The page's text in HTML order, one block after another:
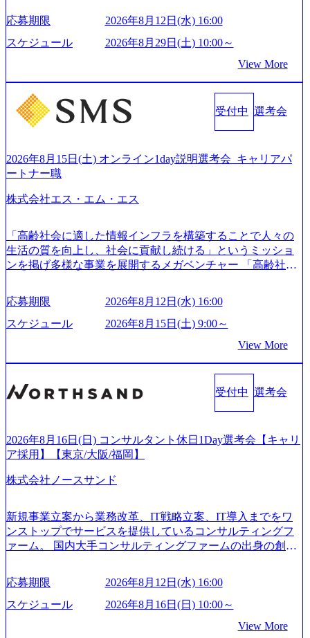
96dc8f2-7d54-42b9-a7ae-8c532c52d3d8_1200x678.webp アビー
ムコンサルティング会社資料 (https://www.abeam.com/content/
dam/abeam/jp/ja/about/company/ABeamConsultingCompanyProfil
e_jpn_4.pdf) 『SAP AWARD OF EXCELLENCE 2024』にお
s.jp/main/html/rd/p/000000010.000123981.html) アビームコンサ
ルティング、社員の健康改善を支援 食事・睡眠など可視
化 (https://www.nikkan.co.jp/articles/view/00694812) “失われた3
0年”をアビームの｢人的資本経営｣で取り戻したい (https://ww
グスのESG価値の可視化を支援 「インパクト加重会計」
を用いて非財務活動の社会的インパクトを算出 (https://prtime
s.jp/main/html/rd/p/000000015.000123981.html) NECから独立し
て20年近く成長を続けており、2022年3月期の連結売上高は
でグループ従業員数は7523人と、国内でも有数の規模のコ
ンサルティング会社となり、今後も成長性が大きくみられ
る 日本企業的な柔らかい雰囲気が特徴的で、従業員方の人
社時に10日間の間みっちりとコンサルの基礎を支援)を魅力
に感じ、他Big4ではなくアビームを選ぶ方も多数 アビーム
といえばSAPをはじめとしたシステム、とイメージされる
どのトップラインを上げるための戦略案件も多く存在 特に
スポーツ&エンターテイメント領域ではBig4に先んじて注力
し、業界内で大きな存在感を誇る 社員の多様化する生活ス
タイルやライフイベントに対応した働きやすい職場環境を
実現するため、さまざまなサポート制度を導入している 多
クス制度やフリーロケーション制度、フルリモート制度な
どの多様な働き方をサポートする制度が整備されている 202
6年8月23日(日)にSustainable SCM SU 1day選考会を開催いた
ストの構造改革」といった伝統的なテーマに留まらずクラ
イアントがこれから取組むべき「グリーントランスフォー
メーション」、「サーキュラーエコノミー(循環経済)」とい
みを行うプロフェッショナルチームです。 今回1day選考対
象となるポジションは下記となります。 ・コンサルタント
(調達改革・設備O&M)【SCS SU】 ・コンサルタント(ECM/
SCM構想・PLM/MES改革)【SSC SU】 ・コンサルタント(物
アントにお届けするのは単なるレポートではなく、『結
果』である。」この原則のもと、ベインは1973年に創業さ
れた。クライアントが不確かな未来の中、競争に勝てるよ
に、提言を具体的な行動に落とし込んでいる。 徹底した
「結果主義」を標榜。クライアントのフルポテンシャル実
現を目標に、具体的に目に見える成果を出すことを信条と
して、全社戦略やトランスフォーメーション案件を多く扱
っている ベインの社風を体現するものとして「True North」
て見えるTrue Northとは磁北ではなく真北、風説や思い込み
による一見正しい答えや、単に理論的に正しいが実行不可
の答えを提供したい、というベインのコンサルティングに
ィスとの連携が多く、海外プロジェクトへのアサインや海
外オフィスへのトランスファー制度などが充実している。
東京オフィスに来るグローバルメンバーも多く、グローバ
ル・ワンチームで活動している。プロボノ活動にも力を入
無償でコンサルティングを提供している。 2026年8月29日
(土) の対面Kick-offイベントを皮切りに1か月程度のプログラ
ム ※初回プログラム : 8月29日(土)10:00～13:30 2026年8月12
日(水) 16:00 Bain & Company Tokyoでは、「Tokyo Be Bold Pr
ogram (女性候補者向け選考支援プログラム)」を実施いたし
ます。クライアントに斬新なソリューションを提供し、複
雑な経営課題を解決するために、チームのダイバーシティ
致します。 「未経験では難しいのではないか」、「実際女
性はどのように活躍をしているのか」、「ケース面接の経
験がなく対策の仕方が知りたい」などのお声をたくさんい
ただいているため、今回のプログラムでは現役の面接官と
月の期間に渡り行い、選考にご参加いただきます。コンサ
ルタント未経験の方でも、戦略コンサルタントの具体的な
仕事内容からお話をさせていただきますので、戦略コンサ
募ください。 ● 応募後のフロー ・書類選考後、対象者の方
日までにプログラム参加者をご案内します ・初回プログラ
ム : 8月29日(土)10:00～13:30 @ベイン東京オフィス(六本木)
応募期限
2026年8月12日(水) 16:00
スケジュール
2026年8月29日(土) 10:00～
View More
受付中 選考会
2026年8月15日(土) オンライン1day説明選考会_キャリアパ
ートナー職
株式会社エス・エム・エス
「高齢社会に適した情報インフラを構築することで人々の
生活の質を向上し、社会に貢献し続ける」というミッショ
ンを掲げ多様な事業を展開するメガベンチャー 「高齢社会
「シニアライフ」の領域で、40以上のサービスを開発・運
営 16期連続で増収増益を達成し、海外では17ヵ国で事業を
展開 今後も既存事業の拡大・成長と新規事業の開発を進め
社風。エス・エム・エス出身の起業家も多く、SMSマフィ
ア（Paypalマフィアのもじり）という単語も存在 https://stalgi
な事業内容＞ - キャリア分野 - 介護職向け求人情報・人材紹
向け経営支援プラットフォーム - 海外分野 - 医療・ヘルスケ
ア関連事業者向けマーケティング支援 - グローバルキャリ
導サービス - 企業向けリモート産業保健サービス - 高齢者向
サービス等 2026年8月15日(土) 9:00～15:00頃(最大目安) 2026
年8月12日(水) 16:00 会社説明会→1次面接→最終面接 ※基本
的には当日中に合否をお伝えしますが、他の面接官の目線
をもって判断したい場合など、後日改めて面接をお願いす
面接(20分～30分) ↓ 最終面接(30分～1時間) ＜終了時間に
関して＞ ※個別の進捗状況により終了時間は異なりますが
最大「15:00頃」の終了を目安としております。 ※当日の通
過人数が多い場合は、間に待ち時間が発生することや、時
応募期限
2026年8月12日(水) 16:00
スケジュール
2026年8月15日(土) 9:00～
View More
受付中 選考会
2026年8月16日(日) コンサルタント休日1Day選考会【キャリ
ア採用】【東京/大阪/福岡】
株式会社ノースサンド
新規事業立案から業務改革、IT戦略立案、IT導入までをワ
ンストップでサービスを提供しているコンサルティングフ
ァーム。 国内大手コンサルティングファームの出身の創業
もっと自由に誠実に提案できる会社をつくりたい」「胸を
張って会社が好きだと言えるような家族的な組織をつくり
たい」という想いで会社を設立 PwC・アクセンチュアとい
社出身者など、様々な経歴の社員が活躍しており、働きや
応募期限
2026年8月12日(水) 16:00
スケジュール
2026年8月16日(日) 10:00～
View More